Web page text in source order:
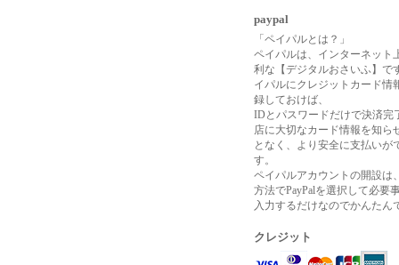
paypal
「ペイパルとは？」
ペイパルは、インターネット
利な【デジタルおさいふ】で
イパルにクレジットカード情
録しておけば、
IDとパスワードだけで決済完
店に大切なカード情報を知ら
となく、より安全に支払いが
す。
ペイパルアカウントの開設は
方法でPayPalを選択して必要
入力するだけなのでかんたん
クレジット